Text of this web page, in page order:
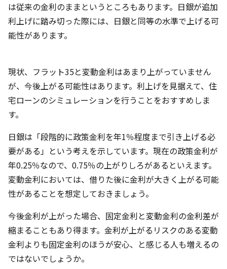
は従来の金利のままというところもあります。日銀が追加
利上げに踏み切った際には、日銀と同等の水準で上げる可
能性があります。
現状、フラット35と変動金利はあまり上がっていません
が、今後上がる可能性はあります。利上げを見据えて、住
宅ローンのシミュレーションを行うことをおすすめしま
す。
日銀は「段階的に政策金利を年1％程度まで引き上げる必
要がある」という考えを示しています。現在の政策金利が
年0.25％なので、0.75％の上がりしろがあるといえます。
変動金利においては、借りた後に金利が大きく上がる可能
性があることを想定しておきましょう。
今後金利が上がった場合、固定金利と変動金利の金利差が
縮まることもあり得ます。金利が上がるリスクのある変動
金利よりも固定金利のほうが安心、と感じる人も増えるの
ではないでしょうか。